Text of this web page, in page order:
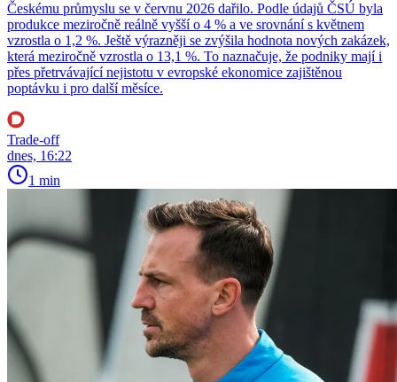
Českému průmyslu se v červnu 2026 dařilo. Podle údajů ČSÚ byla
produkce meziročně reálně vyšší o 4 % a ve srovnání s květnem
vzrostla o 1,2 %. Ještě výrazněji se zvýšila hodnota nových zakázek,
která meziročně vzrostla o 13,1 %. To naznačuje, že podniky mají i
přes přetrvávající nejistotu v evropské ekonomice zajištěnou
poptávku i pro další měsíce.
Trade-off
dnes, 16:22
1 min